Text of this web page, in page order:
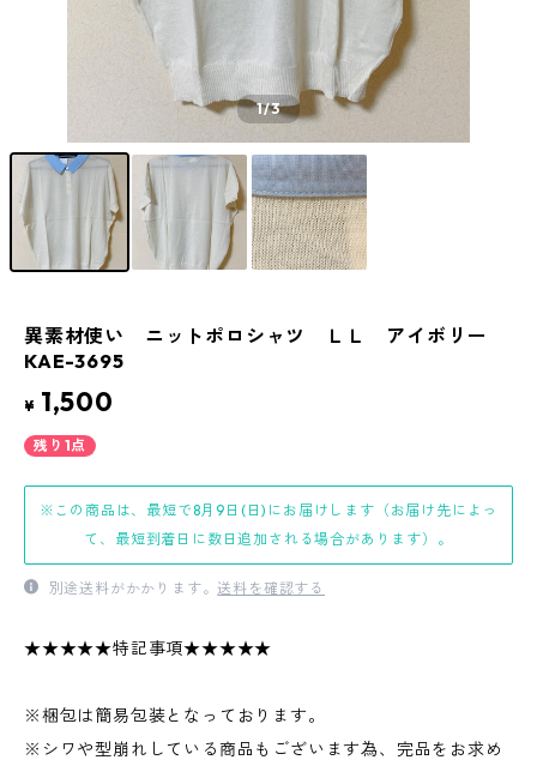
1/3
異素材使い ニットポロシャツ ＬＬ アイボリー
KAE-3695
¥ 1,500
残り1点
※この商品は、最短で8月9日(日)にお届けします（お届け先によっ
て、最短到着日に数日追加される場合があります）。
別途送料がかかります。送料を確認する
★★★★★特記事項★★★★★
※梱包は簡易包装となっております。
※シワや型崩れしている商品もございます為、完品をお求め